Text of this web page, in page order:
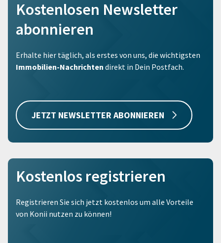
Kostenlosen Newsletter
abonnieren
Erhalte hier täglich, als erstes von uns, die wichtigsten
Immobilien-Nachrichten direkt in Dein Postfach.
JETZT NEWSLETTER ABONNIEREN
Kostenlos registrieren
Registrieren Sie sich jetzt kostenlos um alle Vorteile
von Konii nutzen zu können!